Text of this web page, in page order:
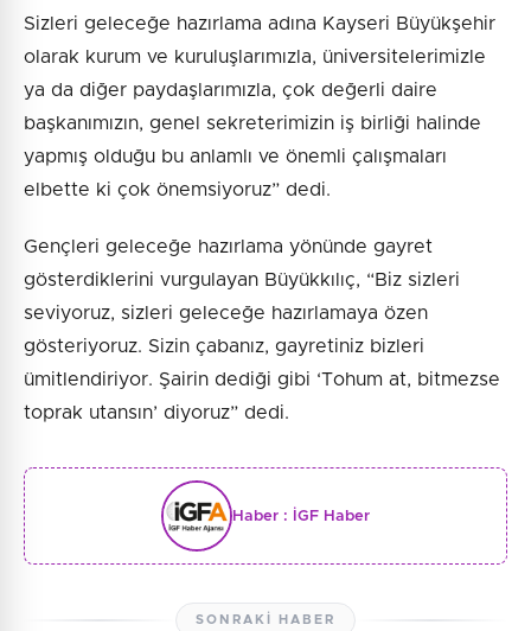
Sizleri geleceğe hazırlama adına Kayseri Büyükşehir
olarak kurum ve kuruluşlarımızla, üniversitelerimizle
ya da diğer paydaşlarımızla, çok değerli daire
başkanımızın, genel sekreterimizin iş birliği halinde
yapmış olduğu bu anlamlı ve önemli çalışmaları
elbette ki çok önemsiyoruz” dedi.
Gençleri geleceğe hazırlama yönünde gayret
gösterdiklerini vurgulayan Büyükkılıç, “Biz sizleri
seviyoruz, sizleri geleceğe hazırlamaya özen
gösteriyoruz. Sizin çabanız, gayretiniz bizleri
ümitlendiriyor. Şairin dediği gibi ‘Tohum at, bitmezse
toprak utansın’ diyoruz” dedi.
Haber : İGF Haber
SONRAKI HABER